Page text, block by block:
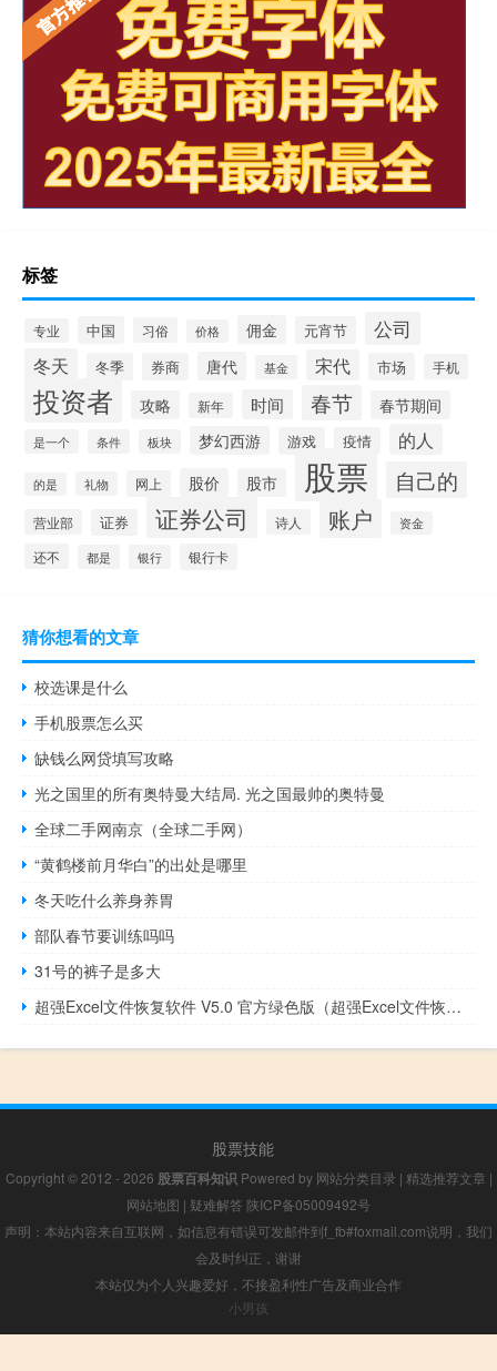
标签
专业 中国 习俗 价格 佣金 元宵节
公司
冬天
冬季 券商 唐代 基金 宋代 市场 手机
投资者 攻略 新年 时间 春节 春节期间
是一个 条件 板块 梦幻西游 游戏 疫情 的人
的是 礼物 网上 股价 股市 股票 自己的
营业部 证券 证券公司 诗人 账户 资金
还不 都是 银行 银行卡
猜你想看的文章
校选课是什么
手机股票怎么买
缺钱么网贷填写攻略
光之国里的所有奥特曼大结局. 光之国最帅的奥特曼
全球二手网南京（全球二手网）
“黄鹤楼前月华白”的出处是哪里
冬天吃什么养身养胃
部队春节要训练吗吗
31号的裤子是多大
超强Excel文件恢复软件 V5.0 官方绿色版（超强Excel文件恢复软件 V5.0 官方绿色版功能简介）
股票技能
Copyright © 2012 - 2026 股票百科知识 Powered by 网站分类目录 | 精选推荐文章 |
网站地图 | 疑难解答 陕ICP备05009492号
声明：本站内容来自互联网，如信息有错误可发邮件到f_fb#foxmail.com说明，我们
会及时纠正，谢谢
本站仅为个人兴趣爱好，不接盈利性广告及商业合作
小男孩